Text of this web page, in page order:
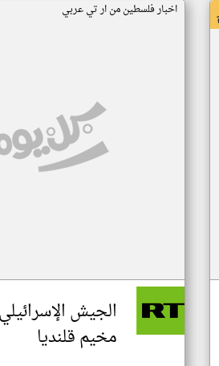
اخبار فلسطين من ار تي عربي
الجيش
مخيم قلنديا